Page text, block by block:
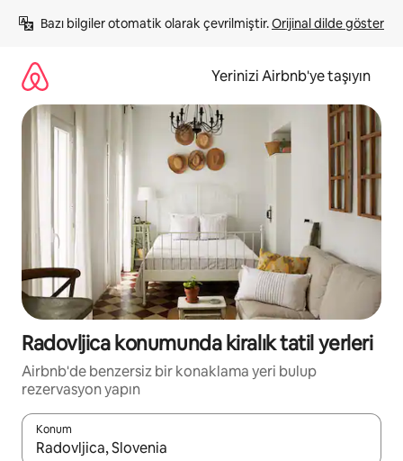
atla
Bazı bilgiler otomatik olarak çevrilmiştir. Orijinal dilde göster
Yerinizi Airbnb'ye taşıyın
Radovljica konumunda kiralık tatil yerleri
Airbnb'de benzersiz bir konaklama yeri bulup
rezervasyon yapın
Konum
Sonuçlar kullanılabilir olduğunda yukarı ve aşağı oklarıyla